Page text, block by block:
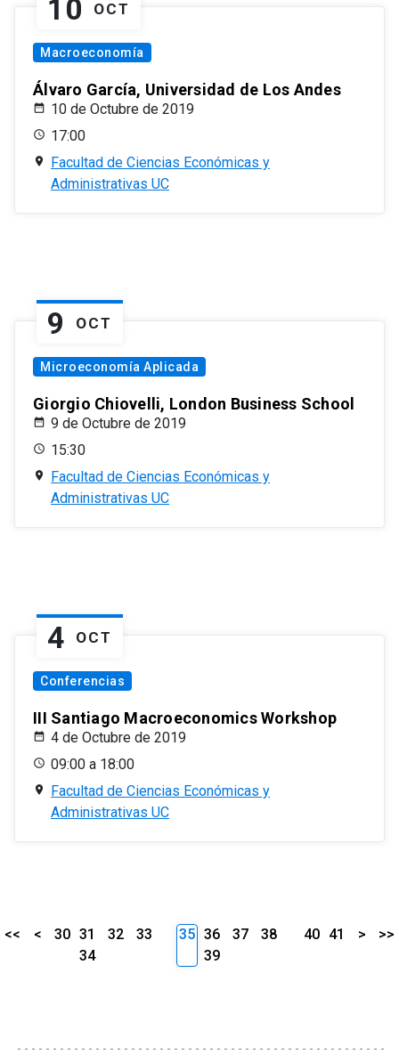
10 OCT
Macroeconomía
Álvaro García, Universidad de Los Andes
10 de Octubre de 2019
17:00
Facultad de Ciencias Económicas y
Administrativas UC
9 OCT
Microeconomía Aplicada
Giorgio Chiovelli, London Business School
9 de Octubre de 2019
15:30
Facultad de Ciencias Económicas y
Administrativas UC
4 OCT
Conferencias
III Santiago Macroeconomics Workshop
4 de Octubre de 2019
09:00 a 18:00
Facultad de Ciencias Económicas y
Administrativas UC
<< < 30 31 32
33
34
35 36 37
38
39
40 41 > >>